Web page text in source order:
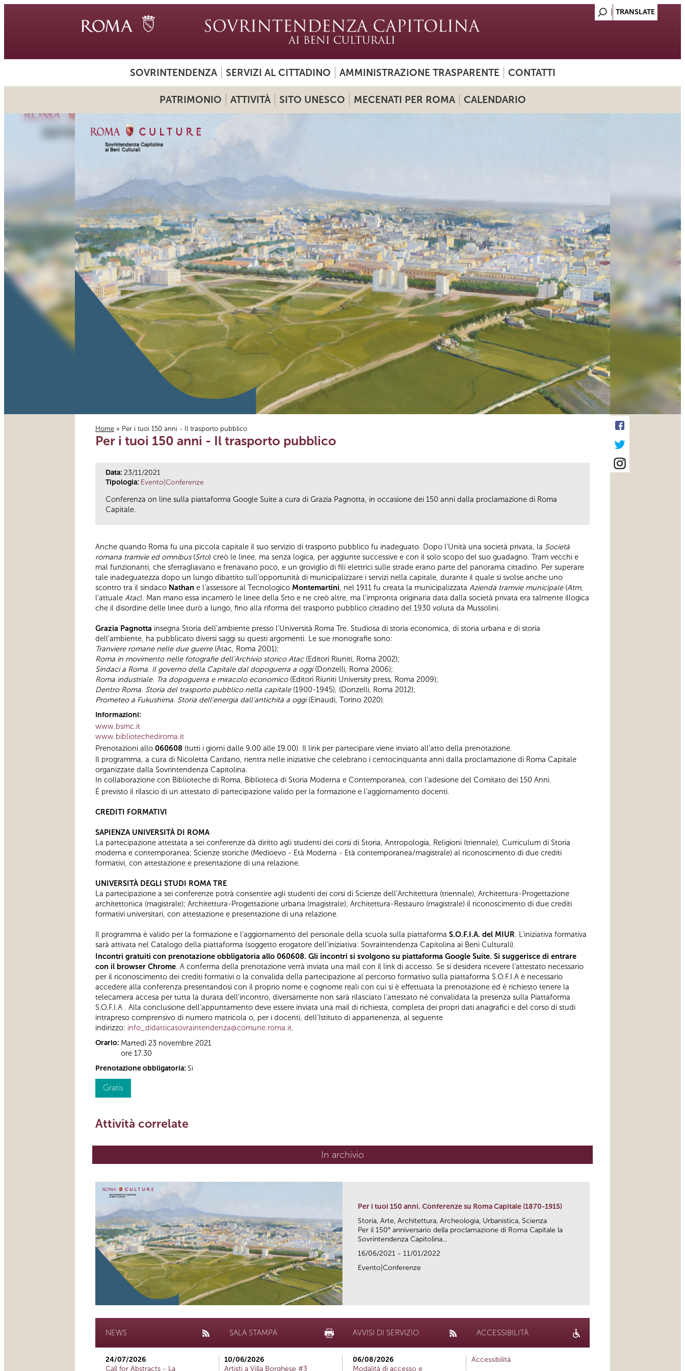
SOVRINTENDENZA SERVIZI AL CITTADINO AMMINISTRAZIONE TRASPARENTE CONTATTI
PATRIMONIO ATTIVITÀ SITO UNESCO MECENATI PER ROMA CALENDARIO
Tu sei qui
Home » Per i tuoi 150 anni - Il trasporto pubblico
Per i tuoi 150 anni - Il trasporto pubblico
Data: 23/11/2021
Tipologia: Evento|Conferenze
Conferenza on line sulla piattaforma Google Suite a cura di Grazia Pagnotta, in occasione dei 150 anni dalla proclamazione di Roma
Capitale.
Anche quando Roma fu una piccola capitale il suo servizio di trasporto pubblico fu inadeguato. Dopo l’Unità una società privata, la Società
romana tramvie ed omnibus(Srto) creò le linee, ma senza logica, per aggiunte successive e con il solo scopo del suo guadagno. Tram vecchi e
mal funzionanti, che sferragliavano e frenavano poco, e un groviglio di fili elettrici sulle strade erano parte del panorama cittadino. Per superare
tale inadeguatezza dopo un lungo dibattito sull’opportunità di municipalizzare i servizi nella capitale, durante il quale si svolse anche uno
scontro tra il sindaco Nathan e l’assessore al Tecnologico Montemartini, nel 1911 fu creata la municipalizzata Azienda tramvie municipale(Atm,
l’attuale Atac). Man mano essa incamerò le linee della Srto e ne creò altre, ma l’impronta originaria data dalla società privata era talmente illogica
che il disordine delle linee durò a lungo, fino alla riforma del trasporto pubblico cittadino del 1930 voluta da Mussolini.
Grazia Pagnotta insegna Storia dell’ambiente presso l’Università Roma Tre. Studiosa di storia economica, di storia urbana e di storia
dell'ambiente, ha pubblicato diversi saggi su questi argomenti. Le sue monografie sono:
Tranviere romane nelle due guerre(Atac, Roma 2001);
Roma in movimento nelle fotografie dell’Archivio storico Atac(Editori Riuniti, Roma 2002);
Sindaci a Roma. Il governo della Capitale dal dopoguerra a oggi(Donzelli, Roma 2006);
Roma industriale. Tra dopoguerra e miracolo economico(Editori Riuniti University press, Roma 2009);
Dentro Roma. Storia del trasporto pubblico nella capitale(1900-1945), (Donzelli, Roma 2012);
Prometeo a Fukushima. Storia dell’energia dall’antichità a oggi(Einaudi, Torino 2020).
Informazioni:
www.bsmc.it
www.bibliotechediroma.it
Prenotazioni allo 060608 (tutti i giorni dalle 9.00 alle 19.00). Il link per partecipare viene inviato all'atto della prenotazione.
Il programma, a cura di Nicoletta Cardano, rientra nelle iniziative che celebrano i centocinquanta anni dalla proclamazione di Roma Capitale
organizzate dalla Sovrintendenza Capitolina.
In collaborazione con Biblioteche di Roma, Biblioteca di Storia Moderna e Contemporanea, con l’adesione del Comitato dei 150 Anni.
É previsto il rilascio di un attestato di partecipazione valido per la formazione e l’aggiornamento docenti.
CREDITI FORMATIVI
SAPIENZA UNIVERSITÀ DI ROMA
La partecipazione attestata a sei conferenze dà diritto agli studenti dei corsi di Storia, Antropologia, Religioni (triennale), Curriculum di Storia
moderna e contemporanea; Scienze storiche (Medioevo - Età Moderna - Età contemporanea/magistrale) al riconoscimento di due crediti
formativi, con attestazione e presentazione di una relazione.
UNIVERSITÀ DEGLI STUDI ROMA TRE
La partecipazione a sei conferenze potrà consentire agli studenti dei corsi di Scienze dell’Architettura (triennale); Architettura-Progettazione
architettonica (magistrale); Architettura-Progettazione urbana (magistrale); Architettura-Restauro (magistrale) il riconoscimento di due crediti
formativi universitari, con attestazione e presentazione di una relazione.
Il programma è valido per la formazione e l’aggiornamento del personale della scuola sulla piattaforma S.O.F.I.A. del MIUR. L'iniziativa formativa
sarà attivata nel Catalogo della piattaforma (soggetto erogatore dell’iniziativa: Sovraintendenza Capitolina ai Beni Culturali).
Incontri gratuiti con prenotazione obbligatoria allo 060608. Gli incontri si svolgono su piattaforma Google Suite. Si suggerisce di entrare
con il browser Chrome. A conferma della prenotazione verrà inviata una mail con il link di accesso. Se si desidera ricevere l’attestato necessario
per il riconoscimento dei crediti formativi o la convalida della partecipazione al percorso formativo sulla piattaforma S.O.F.I.A è necessario
accedere alla conferenza presentandosi con il proprio nome e cognome reali con cui si è effettuata la prenotazione ed è richiesto tenere la
telecamera accesa per tutta la durata dell'incontro, diversamente non sarà rilasciato l'attestato né convalidata la presenza sulla Piattaforma
S.O.F.I.A . Alla conclusione dell’appuntamento deve essere inviata una mail di richiesta, completa dei propri dati anagrafici e del corso di studi
intrapreso comprensivo di numero matricola o, per i docenti, dell'Istituto di appartenenza, al seguente
indirizzo: info_didatticasovraintendenza@comune.roma.it.
Orario: Martedì 23 novembre 2021
ore 17.30
Prenotazione obbligatoria: Sì
Gratis
Attività correlate
In archivio
Per i tuoi 150 anni. Conferenze su Roma Capitale (1870-1915)
Storia, Arte, Architettura, Archeologia, Urbanistica, Scienza
Per il 150° anniversario della proclamazione di Roma Capitale la
Sovrintendenza Capitolina...
16/06/2021 - 11/01/2022
Evento|Conferenze
NEWS
24/07/2026
Call for Abstracts - La
SALA STAMPA
10/06/2026
Artisti a Villa Borghese #3
AVVISI DI SERVIZIO
06/08/2026
Modalità di accesso e
ACCESSIBILITÀ
Accessibilità